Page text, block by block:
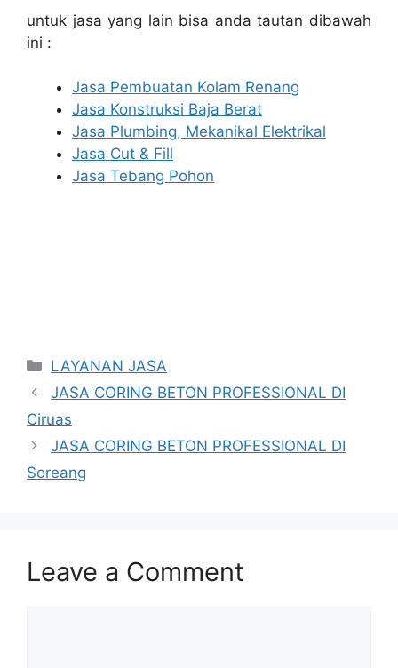
untuk jasa yang lain bisa anda tautan dibawah
ini :
Jasa Pembuatan Kolam Renang
Jasa Konstruksi Baja Berat
Jasa Plumbing, Mekanikal Elektrikal
Jasa Cut & Fill
Jasa Tebang Pohon
Categories
LAYANAN JASA
JASA CORING BETON PROFESSIONAL DI
Ciruas
JASA CORING BETON PROFESSIONAL DI
Soreang
Leave a Comment